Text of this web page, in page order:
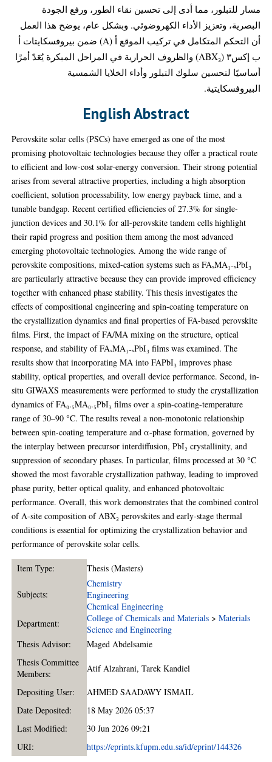
مسار للتبلور، مما أدى إلى تحسين نقاء الطور، ورفع الجودة
البصرية، وتعزيز الأداء الكهروضوئي. وبشكل عام، يوضح هذا العمل
أن التحكم المتكامل في تركيب الموقع أ (A) ضمن بيروفسكايتات أ
ب إكس٣ (ABX₃) والظروف الحرارية في المراحل المبكرة يُعَدّ أمرًا
أساسيًا لتحسين سلوك التبلور وأداء الخلايا الشمسية
البيروفسكايتية.
English Abstract
Perovskite solar cells (PSCs) have emerged as one of the most
promising photovoltaic technologies because they offer a practical route
to efficient and low-cost solar-energy conversion. Their strong potential
arises from several attractive properties, including a high absorption
coefficient, solution processability, low energy payback time, and a
tunable bandgap. Recent certified efficiencies of 27.3% for single-
junction devices and 30.1% for all-perovskite tandem cells highlight
their rapid progress and position them among the most advanced
emerging photovoltaic technologies. Among the wide range of
perovskite compositions, mixed-cation systems such as FAₓMA₁₋ₓPbI₃
are particularly attractive because they can provide improved efficiency
together with enhanced phase stability. This thesis investigates the
effects of compositional engineering and spin-coating temperature on
the crystallization dynamics and final properties of FA-based perovskite
films. First, the impact of FA/MA mixing on the structure, optical
response, and stability of FAₓMA₁₋ₓPbI₃ films was examined. The
results show that incorporating MA into FAPbI₃ improves phase
stability, optical properties, and overall device performance. Second, in-
situ GIWAXS measurements were performed to study the crystallization
dynamics of FA₀.₅MA₀.₅PbI₃ films over a spin-coating-temperature
range of 30–90 °C. The results reveal a non-monotonic relationship
between spin-coating temperature and α-phase formation, governed by
the interplay between precursor interdiffusion, PbI₂ crystallinity, and
suppression of secondary phases. In particular, films processed at 30 °C
showed the most favorable crystallization pathway, leading to improved
phase purity, better optical quality, and enhanced photovoltaic
performance. Overall, this work demonstrates that the combined control
of A-site composition of ABX₃ perovskites and early-stage thermal
conditions is essential for optimizing the crystallization behavior and
performance of perovskite solar cells.
Item Type: Thesis (Masters)
Subjects:
Chemistry
Engineering
Chemical Engineering
Department:
College of Chemicals and Materials >Materials
Science and Engineering
Thesis Advisor:
Maged Abdelsamie
Thesis Committee
Members:
Atif Alzahrani,Tarek Kandiel
Depositing User:
AHMED SAADAWY ISMAIL
Date Deposited:
18 May 2026 05:37
Last Modified:
30 Jun 2026 09:21
URI:
https://eprints.kfupm.edu.sa/id/eprint/144326